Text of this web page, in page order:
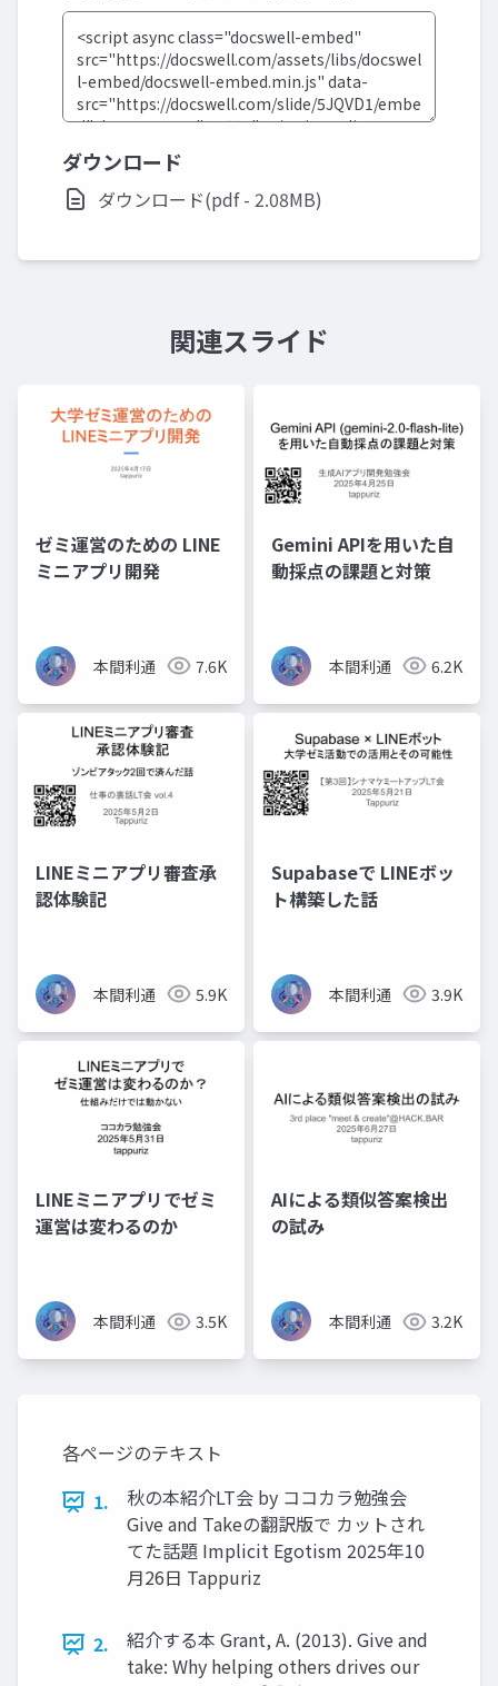
ダウンロード
ダウンロード(pdf - 2.08MB)
関連スライド
ゼミ運営のための LINE
ミニアプリ開発
本間利通 7.6K
Gemini APIを用いた自
動採点の課題と対策
本間利通 6.2K
LINEミニアプリ審査承
認体験記
本間利通 5.9K
Supabaseで LINEボッ
ト構築した話
本間利通 3.9K
LINEミニアプリでゼミ
運営は変わるのか
本間利通 3.5K
AIによる類似答案検出
の試み
本間利通 3.2K
各ページのテキスト
1.
秋の本紹介LT会 by ココカラ勉強会
Give and Takeの翻訳版で カットされ
てた話題 Implicit Egotism 2025年10
月26日 Tappuriz
2.
紹介する本 Grant, A. (2013). Give and
take: Why helping others drives our